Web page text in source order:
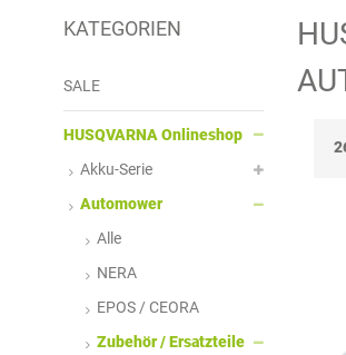
KATEGORIEN
SALE
HUSQVARNA Onlineshop
Akku-Serie
Automower
Alle
NERA
EPOS / CEORA
Zubehör / Ersatzteile